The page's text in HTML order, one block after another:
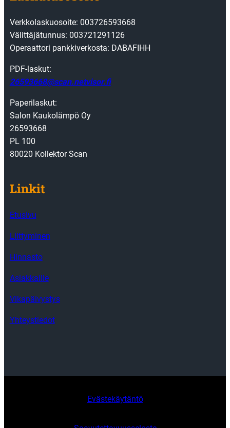
Verkkolaskuosoite: 003726593668
Välittäjätunnus: 003721291126
Operaattori pankkiverkosta: DABAFIHH
PDF-laskut:
26593668@scan.netvisor.fi
Paperilaskut:
Salon Kaukolämpö Oy
26593668
PL 100
80020 Kollektor Scan
Linkit
Etusivu
Liittyminen
Hinnasto
Asiakkaille
Vikapäivystys
Yhteystiedot
Evästekäytäntö